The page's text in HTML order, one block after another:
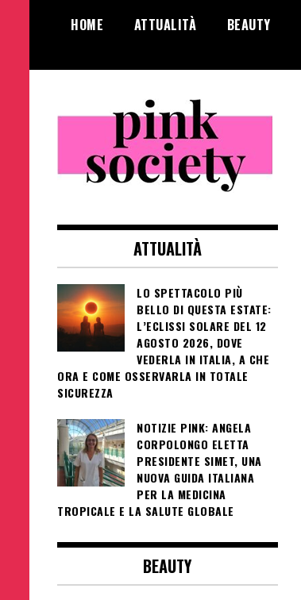
HOME ATTUALITÀ BEAUTY
Pink Society
femminile
ATTUALITÀ
LO SPETTACOLO PIÙ
BELLO DI QUESTA ESTATE:
L’ECLISSI SOLARE DEL 12
AGOSTO 2026, DOVE
VEDERLA IN ITALIA, A CHE
ORA E COME OSSERVARLA IN TOTALE
SICUREZZA
NOTIZIE PINK: ANGELA
CORPOLONGO ELETTA
PRESIDENTE SIMET, UNA
NUOVA GUIDA ITALIANA
PER LA MEDICINA
TROPICALE E LA SALUTE GLOBALE
BEAUTY